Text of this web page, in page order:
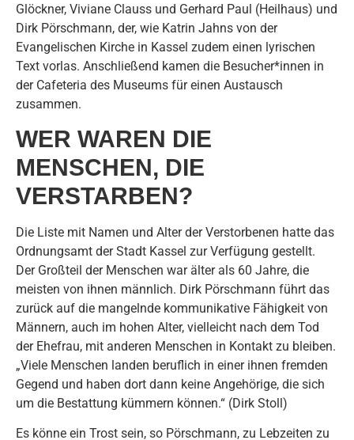
Glöckner, Viviane Clauss und Gerhard Paul (Heilhaus) und
Dirk Pörschmann, der, wie Katrin Jahns von der
Evangelischen Kirche in Kassel zudem einen lyrischen
Text vorlas. Anschließend kamen die Besucher*innen in
der Cafeteria des Museums für einen Austausch
zusammen.
WER WAREN DIE
MENSCHEN, DIE
VERSTARBEN?
Die Liste mit Namen und Alter der Verstorbenen hatte das
Ordnungsamt der Stadt Kassel zur Verfügung gestellt.
Der Großteil der Menschen war älter als 60 Jahre, die
meisten von ihnen männlich. Dirk Pörschmann führt das
zurück auf die mangelnde kommunikative Fähigkeit von
Männern, auch im hohen Alter, vielleicht nach dem Tod
der Ehefrau, mit anderen Menschen in Kontakt zu bleiben.
„Viele Menschen landen beruflich in einer ihnen fremden
Gegend und haben dort dann keine Angehörige, die sich
um die Bestattung kümmern können.“ (Dirk Stoll)
Es könne ein Trost sein, so Pörschmann, zu Lebzeiten zu